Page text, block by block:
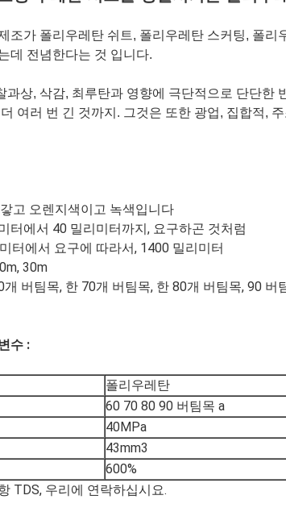
조가 폴리우레탄 쉬트, 폴리우레탄 스커팅, 폴리
데 전념한다는 것 입니다.
과상, 삭감, 최루탄과 영향에 극단적으로 단단한
여러 번 긴 것까지. 그것은 또한 광업, 집합적,
고 오렌지색이고 녹색입니다
터에서 40 밀리미터까지, 요구하곤 것처럼
터에서 요구에 따라서, 1400 밀리미터
30m
개 버팀목, 한 70개 버팀목, 한 80개 버팀목, 90 버
수 :
폴리우레탄
60 70 80 90 버팀목 a
40MPa
43mm3
600%
TDS, 우리에 연락하십시요.